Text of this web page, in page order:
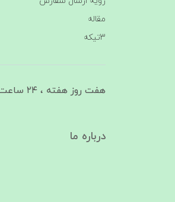
مقاله
3تیکه
هفت روز هفته ، ۲۴ ساعت شبانه‌روز پاسخگوی شما هستیم
درباره ما